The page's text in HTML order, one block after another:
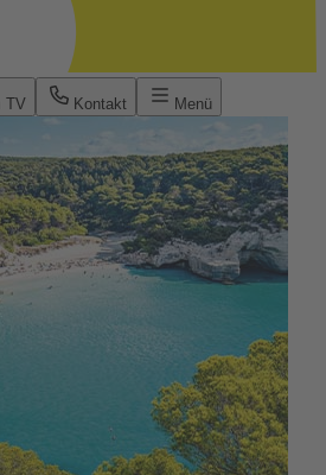
TV Kontakt Menü